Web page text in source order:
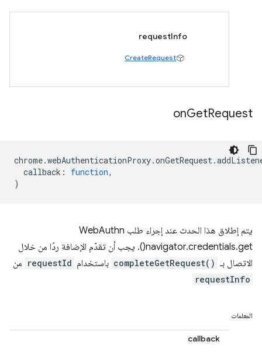
requestInfo
CreateRequest
onGetRequest
chrome.webAuthenticationProxy.onGetRequest.
callback : function,
)
يتم إطلاق هذا الحدث عند إجراء طلب WebAuthn
navigator.credentials.get(). يجب أن تقدّم الإضافة ردًا من خلال
الاتصال بـ completeGetRequest() باستخدام requestId من
requestInfo
المعلمات
callback